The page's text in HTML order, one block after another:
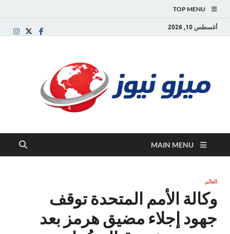
TOP MENU
أغسطس 10, 2026
MAIN MENU
العالم
وكالة الأمم المتحدة توقف
جهود إجلاء مضيق هرمز بعد